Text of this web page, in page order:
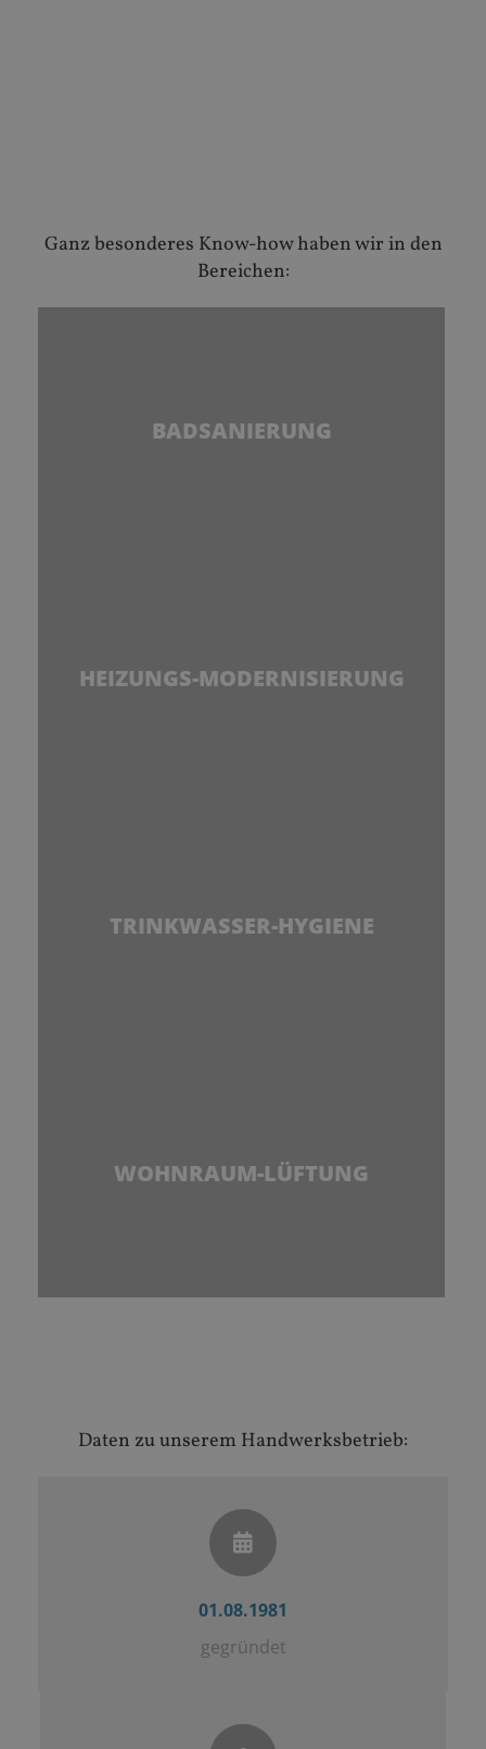
Ganz besonderes Know-how haben wir in den
Bereichen:
BADSANIERUNG
HEIZUNGS-MODERNISIERUNG
TRINKWASSER-HYGIENE
WOHNRAUM-LÜFTUNG
Daten zu unserem Handwerksbetrieb:
01.08.1981
gegründet